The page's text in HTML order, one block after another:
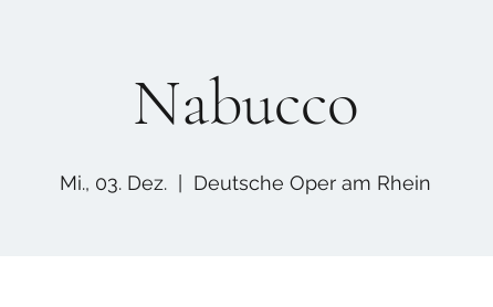
Nabucco
Mi., 03. Dez. Deutsche Oper am Rhein